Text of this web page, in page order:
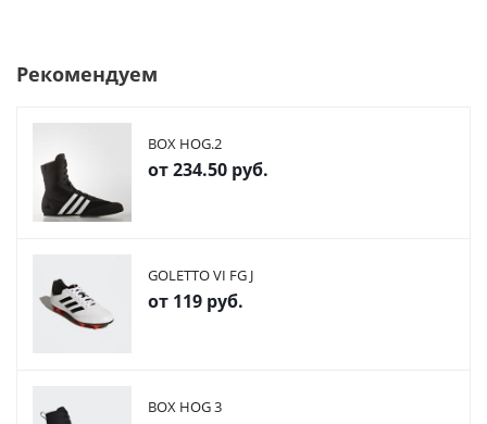
Рекомендуем
BOX HOG.2
от234.50 руб.
GOLETTO VI FG J
от 119 руб.
BOX HOG 3